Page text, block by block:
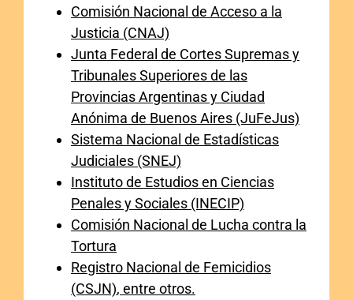
Comisión Nacional de Acceso a la
Justicia (CNAJ)
Junta Federal de Cortes Supremas y
Tribunales Superiores de las
Provincias Argentinas y Ciudad
Anónima de Buenos Aires (JuFeJus)
Sistema Nacional de Estadísticas
Judiciales (SNEJ)
Instituto de Estudios en Ciencias
Penales y Sociales (INECIP)
Comisión Nacional de Lucha contra la
Tortura
Registro Nacional de Femicidios
(CSJN), entre otros.